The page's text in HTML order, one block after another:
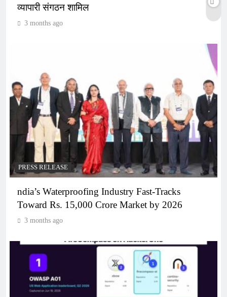
व्यापारी संगठन शामिल
3 months ago
PRESS RELEASE
ndia’s Waterproofing Industry Fast-Tracks
Toward Rs. 15,000 Crore Market by 2026
3 months ago